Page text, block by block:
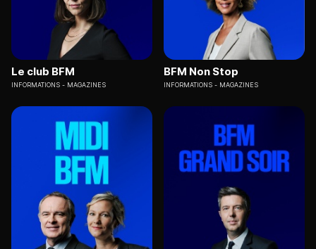
Le club BFM
INFORMATIONS MAGAZINES
BFM Non Stop
INFORMATIONS MAGAZINES